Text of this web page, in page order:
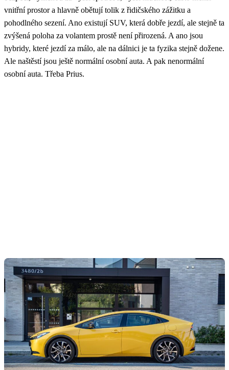
vnitřní prostor a hlavně obětují tolik z řidičského zážitku a
pohodlného sezení. Ano existují SUV, která dobře jezdí, ale stejně ta
zvýšená poloha za volantem prostě není přirozená. A ano jsou
hybridy, které jezdí za málo, ale na dálnici je ta fyzika stejně dožene.
Ale naštěstí jsou ještě normální osobní auta. A pak nenormální
osobní auta. Třeba Prius.